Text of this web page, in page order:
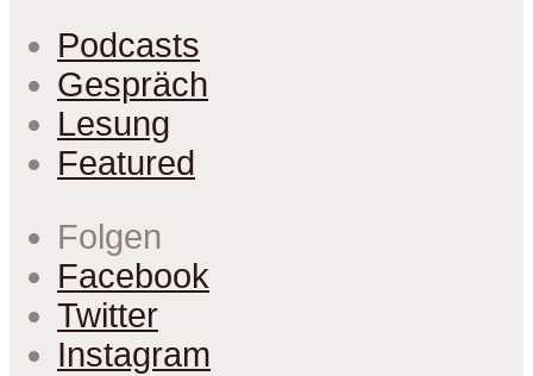
Podcasts
Gespräch
Lesung
Featured
Folgen
Facebook
Twitter
Instagram